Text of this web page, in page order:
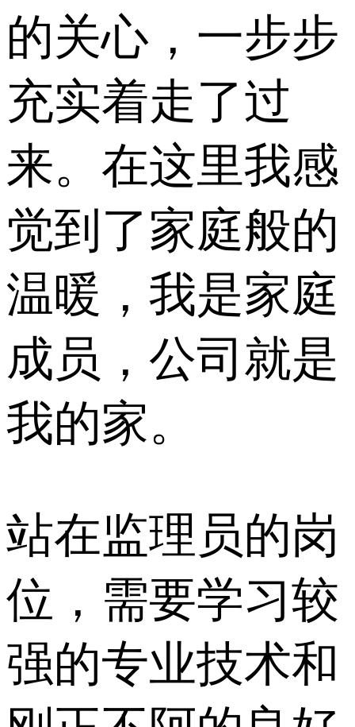
的关心，一步步
充实着走了过
来。在这里我感
觉到了家庭般的
温暖，我是家庭
成员，公司就是
我的家。
站在监理员的岗
位，需要学习较
强的专业技术和